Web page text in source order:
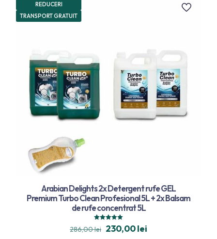
REDUCERI
TRANSPORT GRATUIT
Arabian Delights 2x Detergent rufe GEL
Premium Turbo Clean Profesional 5L + 2x Balsam
de rufe concentrat 5L
Evaluat la
5.00
286,00lei 230,00lei